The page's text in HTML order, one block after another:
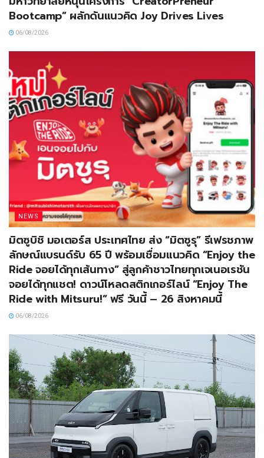
Bootcamp” ผลักดันแนวคิด Joy Drives Lives
06/08/2026
NEWS
มิตซูบิชิ มอเตอร์ส ประเทศไทย ส่ง “มิตซูรุ” รีเฟรชภาพ
ลักษณ์แบรนด์รับ 65 ปี พร้อมเชื่อมแนวคิด “Enjoy the
Ride จอยได้ทุกเส้นทาง” สู่ลูกค้าชาวไทยทุกเจเนอเรชัน
จอยได้ทุกแชต! ดาวน์โหลดสติกเกอร์ไลน์ “Enjoy The
Ride with Mitsuru!” ฟรี วันนี้ – 26 สิงหาคมนี้
06/08/2026